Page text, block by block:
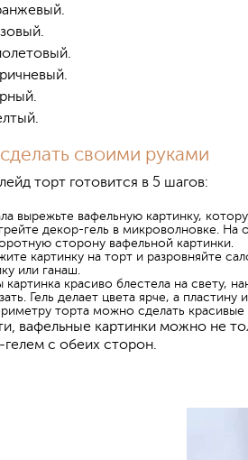
своими руками
торт готовится в 5 шагов:
вырежьте вафельную картинку,
декор-гель в микроволновке. На
сторону вафельной картинки.
картинку на торт и разровняйте
или ганаш.
картинка красиво блестела на свету,
Гель делает цвета ярче, а
торта можно сделать красивые
вафельные картинки можно не
гелем с обеих сторон.